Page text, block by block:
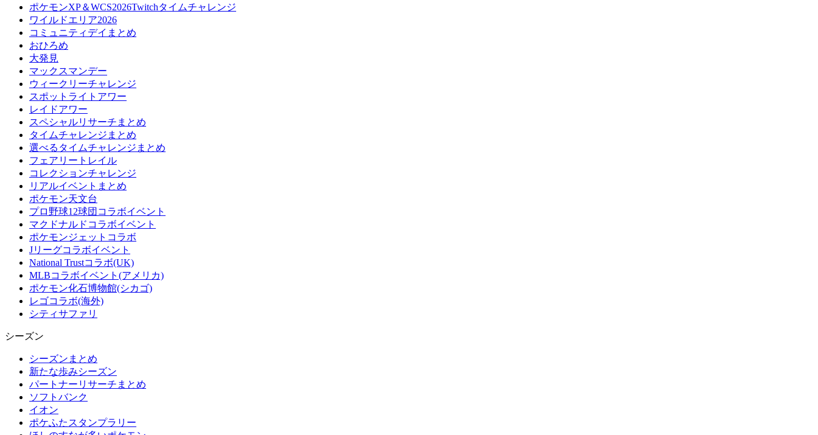
ポケモンXP＆WCS2026Twitchタイムチャレンジ
ワイルドエリア2026
コミュニティデイまとめ
おひろめ
大発見
マックスマンデー
ウィークリーチャレンジ
スポットライトアワー
レイドアワー
スペシャルリサーチまとめ
タイムチャレンジまとめ
選べるタイムチャレンジまとめ
フェアリートレイル
コレクションチャレンジ
リアルイベントまとめ
ポケモン天文台
プロ野球12球団コラボイベント
マクドナルドコラボイベント
ポケモンジェットコラボ
Jリーグコラボイベント
National Trustコラボ(UK)
MLBコラボイベント(アメリカ)
ポケモン化石博物館(シカゴ)
レゴコラボ(海外)
シティサファリ
シーズン
シーズンまとめ
新たな歩みシーズン
パートナーリサーチまとめ
ソフトバンク
イオン
ポケふたスタンプラリー